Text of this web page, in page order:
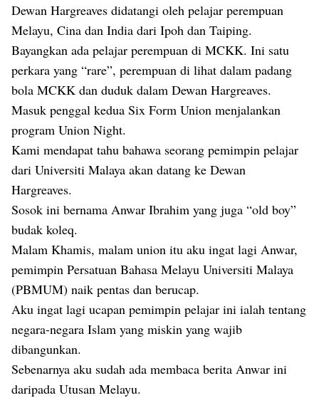
Dewan Hargreaves didatangi oleh pelajar perempuan
Melayu, Cina dan India dari Ipoh dan Taiping.
Bayangkan ada pelajar perempuan di MCKK. Ini satu
perkara yang “rare”, perempuan di lihat dalam padang
bola MCKK dan duduk dalam Dewan Hargreaves.
Masuk penggal kedua Six Form Union menjalankan
program Union Night.
Kami mendapat tahu bahawa seorang pemimpin pelajar
dari Universiti Malaya akan datang ke Dewan
Hargreaves.
Sosok ini bernama Anwar Ibrahim yang juga “old boy”
budak koleq.
Malam Khamis, malam union itu aku ingat lagi Anwar,
pemimpin Persatuan Bahasa Melayu Universiti Malaya
(PBMUM) naik pentas dan berucap.
Aku ingat lagi ucapan pemimpin pelajar ini ialah tentang
negara-negara Islam yang miskin yang wajib
dibangunkan.
Sebenarnya aku sudah ada membaca berita Anwar ini
daripada Utusan Melayu.